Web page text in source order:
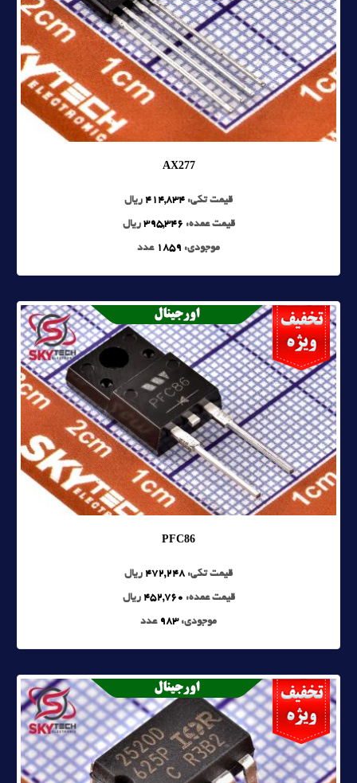
AX277
قیمت تکی: 414,834 ریال
قیمت عمده:395,346 ریال
موجودی: 1859 عدد
PFC86
قیمت تکی: 472,248 ریال
قیمت عمده: 452,760 ریال
موجودی:983 عدد